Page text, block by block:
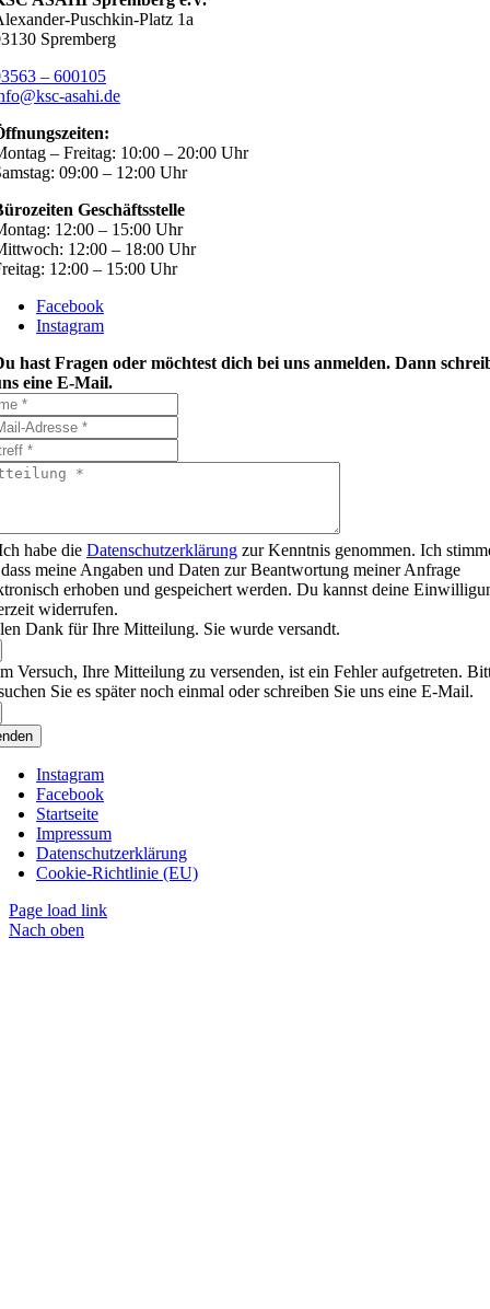
Puschkin-Platz 1a
Spremberg
– 600105
asahi.de
– Freitag: 10:00 – 20:00 Uhr
09:00 – 12:00 Uhr
Geschäftsstelle
12:00 – 15:00 Uhr
12:00 – 18:00 Uhr
12:00 – 15:00 Uhr
Facebook
Instagram
hast Fragen oder möchtest dich bei uns anmelden. Dann
eine E-Mail.
habe die Datenschutzerklärung zur Kenntnis genommen. Ich
meine Angaben und Daten zur Beantwortung meiner Anfrage
erhoben und gespeichert werden. Du kannst deine
widerrufen.
Dank für Ihre Mitteilung. Sie wurde versandt.
Versuch, Ihre Mitteilung zu versenden, ist ein Fehler aufgetreten.
Sie es später noch einmal oder schreiben Sie uns eine E-Mail.
Instagram
Facebook
Startseite
Impressum
Datenschutzerklärung
Cookie-Richtlinie (EU)
Page load link
Nach oben